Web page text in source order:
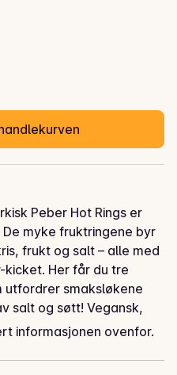
Peber Hot Rings er
myke fruktringene byr
frukt og salt – alle med
Her får du tre
utfordrer smaksløkene
salt og søtt! Vegansk,
palmoljefri.
informasjonen ovenfor.